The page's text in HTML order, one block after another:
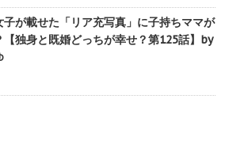
子が載せた「リア充写真」に子持ちママが
【独身と既婚どっちが幸せ？第125話】by